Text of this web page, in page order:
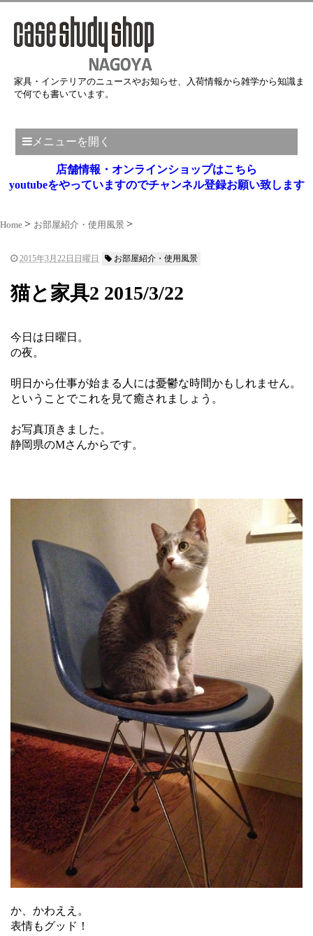
家具・インテリアのニュースやお知らせ、入荷情報から雑学から知識ま
で何でも書いています。
メニューを開く
店舗情報・オンラインショップはこちら
youtubeをやっていますのでチャンネル登録お願い致します
Home お部屋紹介・使用風景
2015年3月22日日曜日 お部屋紹介・使用風景
猫と家具2 2015/3/22
今日は日曜日。
の夜。
明日から仕事が始まる人には憂鬱な時間かもしれません。
ということでこれを見て癒されましょう。
お写真頂きました。
静岡県のMさんからです。
か、かわええ。
表情もグッド！